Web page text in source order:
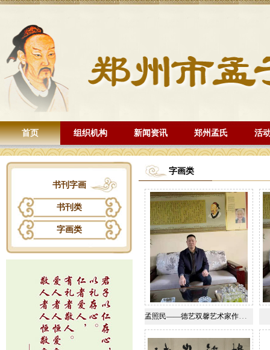
首页 组织机构 新闻资讯 郑州孟氏 活
书刊字画
书刊类
字画类
字画类
孟照民——德艺双馨艺术家作品欣赏